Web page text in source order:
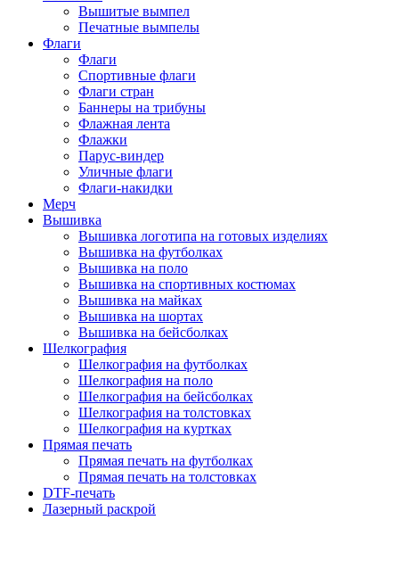
Вышитые вымпел
Печатные вымпелы
Флаги
Флаги
Спортивные флаги
Флаги стран
Баннеры на трибуны
Флажная лента
Флажки
Парус-виндер
Уличные флаги
Флаги-накидки
Мерч
Вышивка
Вышивка логотипа на готовых изделиях
Вышивка на футболках
Вышивка на поло
Вышивка на спортивных костюмах
Вышивка на майках
Вышивка на шортах
Вышивка на бейсболках
Шелкография
Шелкография на футболках
Шелкография на поло
Шелкография на бейсболках
Шелкография на толстовках
Шелкография на куртках
Прямая печать
Прямая печать на футболках
Прямая печать на толстовках
DTF-печать
Лазерный раскрой